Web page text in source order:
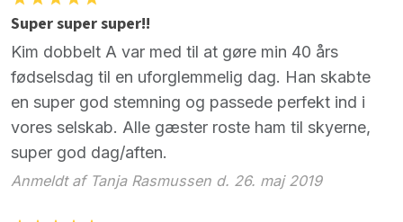
Super super super!!
Kim dobbelt A var med til at gøre min 40 års
fødselsdag til en uforglemmelig dag. Han skabte
en super god stemning og passede perfekt ind i
vores selskab. Alle gæster roste ham til skyerne,
super god dag/aften.
Anmeldt af Tanja Rasmussen d. 26. maj 2019